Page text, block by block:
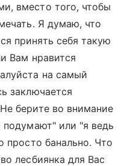
вместо того, чтобы
Я думаю, что
принять себя такую
Вам нравится
на самый
заключается
берите во внимание
подумают" или "я ведь
просто банально. Что
лесбиянка для Вас